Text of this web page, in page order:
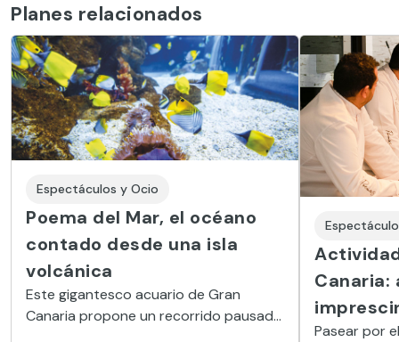
Planes relacionados
Espectáculos y Ocio
Poema del Mar, el océano
contado desde una isla
volcánica
Este gigantesco acuario de Gran
Canaria propone un recorrido pausado
Canaria:
Pasear por